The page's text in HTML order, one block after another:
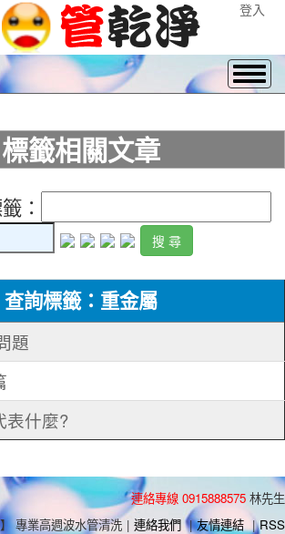
登入
標籤相關文章
：
查詢標籤：重金屬
題
表什麼?
連絡專線 0915888575 林先生
專業高週波水管清洗 | 連絡我們 | 友情連結 | RSS